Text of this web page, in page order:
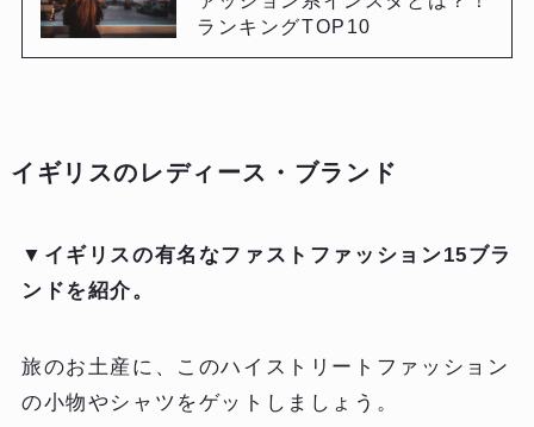
ランキングTOP10
イギリスのレディース・ブランド
▼ イギリスの有名なファストファッション15ブラ
ンドを紹介。
旅のお土産に、このハイストリートファッション
の小物やシャツをゲットしましょう。